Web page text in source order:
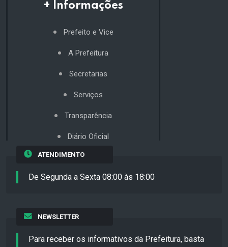
+ Informações
Prefeito e Vice
A Prefeitura
Secretarias
Serviços
Transparência
Diário Oficial
ATENDIMENTO
De Segunda a Sexta 08:00 às 18:00
NEWSLETTER
Para receber os informativos da Prefeitura, basta